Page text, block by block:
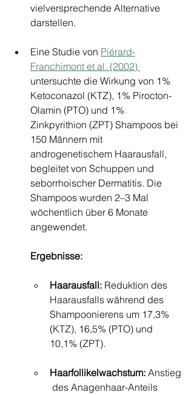
vielversprechende Alternative
darstellen.
Eine Studie von Piérard-
Franchimont et al. (2002)
untersuchte die Wirkung von 1%
Ketoconazol (KTZ), 1% Pirocton-
Olamin (PTO) und 1%
Zinkpyrithion (ZPT) Shampoos bei
150 Männern mit
androgenetischem Haarausfall,
begleitet von Schuppen und
seborrhoischer Dermatitis. Die
Shampoos wurden 2–3 Mal
wöchentlich über 6 Monate
angewendet.
Ergebnisse:
Haarausfall: Reduktion des
Haarausfalls während des
Shampoonierens um 17,3%
(KTZ), 16,5% (PTO) und
10,1% (ZPT).
Haarfollikelwachstum: Anstieg
des Anagenhaar-Anteils